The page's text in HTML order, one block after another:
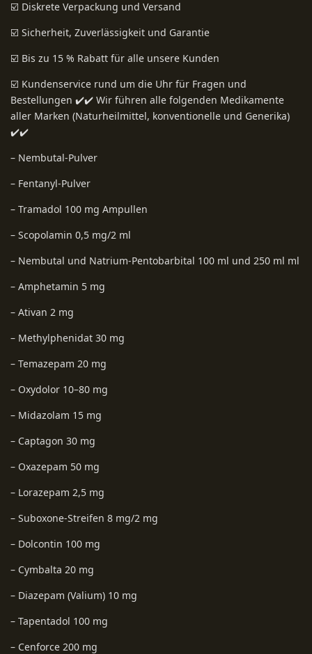
☑️ Diskrete Verpackung und Versand
☑️ Sicherheit, Zuverlässigkeit und Garantie
☑️ Bis zu 15 % Rabatt für alle unsere Kunden
☑️ Kundenservice rund um die Uhr für Fragen und
Bestellungen ✔️✔️ Wir führen alle folgenden Medikamente
aller Marken (Naturheilmittel, konventionelle und Generika)
✔️✔️
– Nembutal-Pulver
– Fentanyl-Pulver
– Tramadol 100 mg Ampullen
– Scopolamin 0,5 mg/2 ml
– Nembutal und Natrium-Pentobarbital 100 ml und 250 ml ml
– Amphetamin 5 mg
– Ativan 2 mg
– Methylphenidat 30 mg
– Temazepam 20 mg
– Oxydolor 10–80 mg
– Midazolam 15 mg
– Captagon 30 mg
– Oxazepam 50 mg
– Lorazepam 2,5 mg
– Suboxone-Streifen 8 mg/2 mg
– Dolcontin 100 mg
– Cymbalta 20 mg
– Diazepam (Valium) 10 mg
– Tapentadol 100 mg
– Cenforce 200 mg